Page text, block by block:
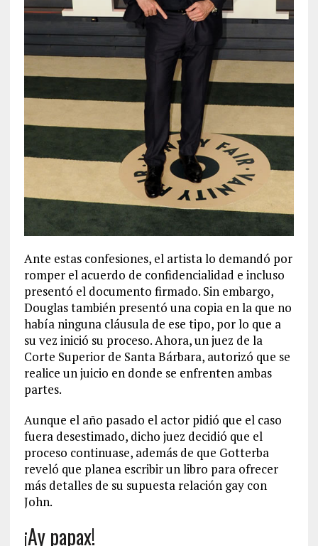
Ante estas confesiones, el artista lo demandó por
romper el acuerdo de confidencialidad e incluso
presentó el documento firmado. Sin embargo,
Douglas también presentó una copia en la que no
había ninguna cláusula de ese tipo, por lo que a
su vez inició su proceso. Ahora, un juez de la
Corte Superior de Santa Bárbara, autorizó que se
realice un juicio en donde se enfrenten ambas
partes.
Aunque el año pasado el actor pidió que el caso
fuera desestimado, dicho juez decidió que el
proceso continuase, además de que Gotterba
reveló que planea escribir un libro para ofrecer
más detalles de su supuesta relación gay con
John.
¡Ay papax!